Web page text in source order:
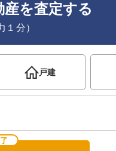
を査定する
１分）
戸建